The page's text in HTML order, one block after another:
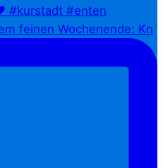
feinen Wochenende: Kn